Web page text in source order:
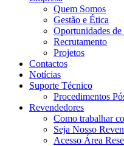
Quem Somos
Gestão e Ética
Oportunidades
Recrutamento
Projetos
Contactos
Notícias
Suporte Técnico
Procedimentos
Revendedores
Como trabalhar
Seja Nosso
Acesso Área